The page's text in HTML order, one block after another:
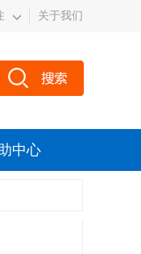
关于我们
中心